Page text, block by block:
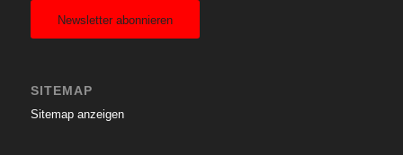
Newsletter abonnieren
SITEMAP
Sitemap anzeigen